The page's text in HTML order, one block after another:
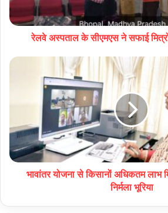
रेलवे अस्पताल के सीएमएस ने सफाई
भावांतर योजना से किसानों अधिकतम लाभ
निर्मला भूरिया